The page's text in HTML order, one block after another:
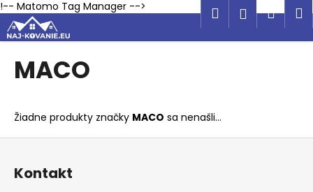
!-- Matomo Tag Manager --> Hľadať
košík
MACO
Žiadne produkty značky MACO sa nenašli...
K
o
š Späť
Späť
Č
p
r
e
Z
Kontakt